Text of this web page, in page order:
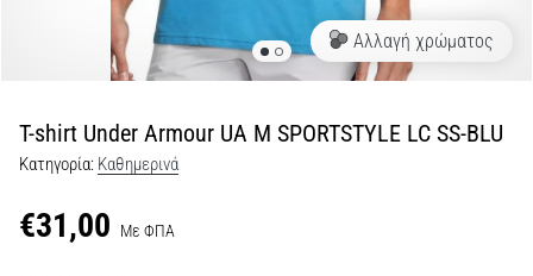
άρθρων
Αλλαγή χρώματος
T-shirt Under Armour UA M SPORTSTYLE LC SS-BLU
Κατηγορία: Καθημερινά
€31,00 Με ΦΠΑ